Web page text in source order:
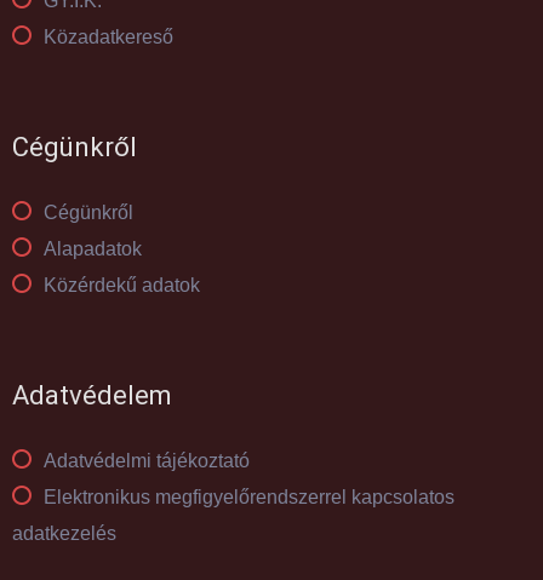
Közadatkereső
Cégünkről
Cégünkről
Alapadatok
Közérdekű adatok
Adatvédelem
Adatvédelmi tájékoztató
Elektronikus megfigyelőrendszerrel kapcsolatos
adatkezelés